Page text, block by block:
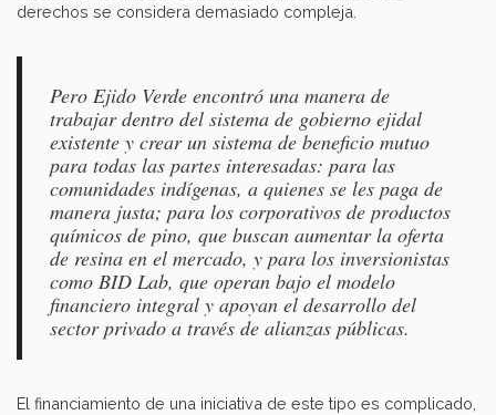
derechos se considera demasiado compleja.
Pero Ejido Verde encontró una manera de
trabajar dentro del sistema de gobierno ejidal
existente y crear un sistema de beneficio mutuo
para todas las partes interesadas: para las
comunidades indígenas, a quienes se les paga de
manera justa; para los corporativos de productos
químicos de pino, que buscan aumentar la oferta
de resina en el mercado, y para los inversionistas
como BID Lab, que operan bajo el modelo
financiero integral y apoyan el desarrollo del
sector privado a través de alianzas públicas.
El financiamiento de una iniciativa de este tipo es complicado,